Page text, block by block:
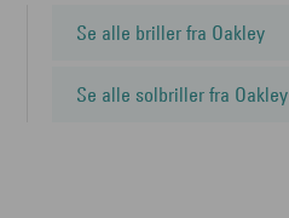
Se alle briller fra Oakley
Se alle solbriller fra Oakley